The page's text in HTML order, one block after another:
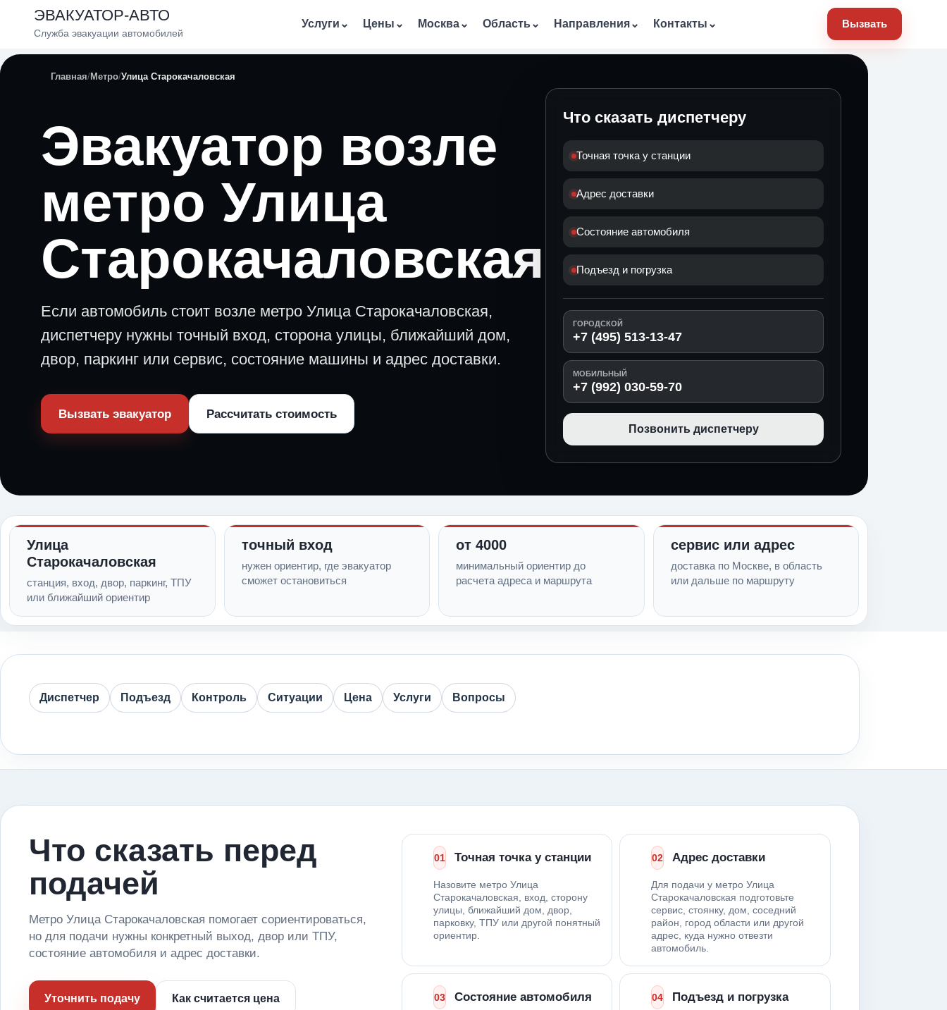
ЭВАКУАТОР-АВТО
Служба эвакуации автомобилей
Услуги ⌄ Цены ⌄ Москва⌄ Область ⌄ Направления⌄ Контакты ⌄ Вызвать
Главная Метро Улица Старокачаловская
Эвакуатор возле
метро Улица
Старокачаловская
Если автомобиль стоит возле метро Улица Старокачаловская,
диспетчеру нужны точный вход, сторона улицы, ближайший дом,
двор, паркинг или сервис, состояние машины и адрес доставки.
Вызвать эвакуатор Рассчитать стоимость
Что сказать диспетчеру
Точная точка у станции
Адрес доставки
Состояние автомобиля
Подъезд и погрузка
ГОРОДСКОЙ
+7 (495) 513-13-47
МОБИЛЬНЫЙ
+7 (992) 030-59-70
Позвонить диспетчеру
Улица
Старокачаловская
станция, вход, двор, паркинг, ТПУ
или ближайший ориентир
точный вход
нужен ориентир, где эвакуатор
сможет остановиться
от 4000
минимальный ориентир до
расчета адреса и маршрута
сервис или адрес
доставка по Москве, в область
или дальше по маршруту
Диспетчер Подъезд Контроль Ситуации Цена Услуги Вопросы
Что сказать перед
подачей
Метро Улица Старокачаловская помогает сориентироваться,
но для подачи нужны конкретный выход, двор или ТПУ,
состояние автомобиля и адрес доставки.
Уточнить подачу Как считается цена
01 Точная точка у станции
Назовите метро Улица
Старокачаловская, вход, сторону
улицы, ближайший дом, двор,
парковку, ТПУ или другой понятный
ориентир.
02 Адрес доставки
Для подачи у метро Улица
Старокачаловская подготовьте
сервис, стоянку, дом, соседний
район, город области или другой
адрес, куда нужно отвезти
автомобиль.
03 Состояние автомобиля 04 Подъезд и погрузка